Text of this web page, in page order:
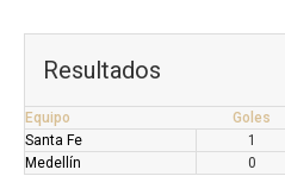
Resultados
Equipo Goles
Santa Fe
1
Medellín
0